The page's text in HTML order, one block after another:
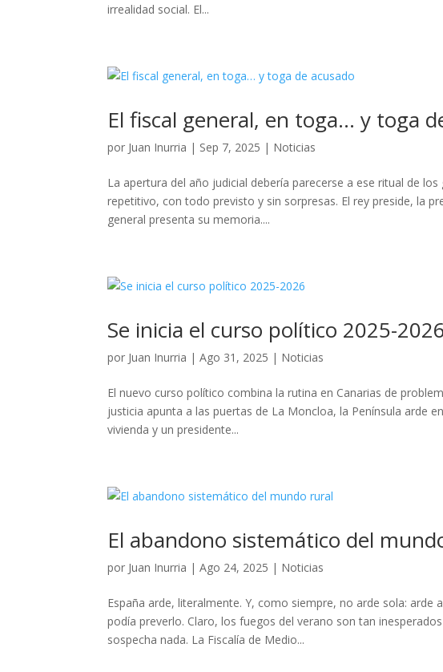
irrealidad social. El...
El fiscal general, en toga… y toga
por Juan Inurria | Sep 7, 2025 | Noticias
La apertura del año judicial debería parecerse a ese ritual de
repetitivo, con todo previsto y sin sorpresas. El rey preside, la
general presenta su memoria....
Se inicia el curso político 2025-
por Juan Inurria |Ago 31, 2025 | Noticias
El nuevo curso político combina la rutina en Canarias de
justicia apunta a las puertas de La Moncloa, la Península arde
vivienda y un presidente...
El abandono sistemático del
por Juan Inurria |Ago 24, 2025 | Noticias
España arde, literalmente. Y, como siempre, no arde sola:
podía preverlo. Claro, los fuegos del verano son tan
sospecha nada. La Fiscalía de Medio...